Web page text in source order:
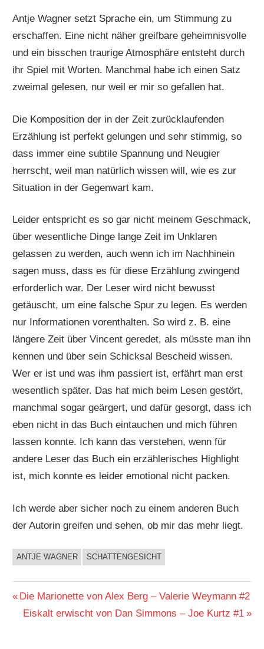
Antje Wagner setzt Sprache ein, um Stimmung zu
erschaffen. Eine nicht näher greifbare geheimnisvolle
und ein bisschen traurige Atmosphäre entsteht durch
ihr Spiel mit Worten. Manchmal habe ich einen Satz
zweimal gelesen, nur weil er mir so gefallen hat.
Die Komposition der in der Zeit zurücklaufenden
Erzählung ist perfekt gelungen und sehr stimmig, so
dass immer eine subtile Spannung und Neugier
herrscht, weil man natürlich wissen will, wie es zur
Situation in der Gegenwart kam.
Leider entspricht es so gar nicht meinem Geschmack,
über wesentliche Dinge lange Zeit im Unklaren
gelassen zu werden, auch wenn ich im Nachhinein
sagen muss, dass es für diese Erzählung zwingend
erforderlich war. Der Leser wird nicht bewusst
getäuscht, um eine falsche Spur zu legen. Es werden
nur Informationen vorenthalten. So wird z. B. eine
längere Zeit über Vincent geredet, als müsste man ihn
kennen und über sein Schicksal Bescheid wissen.
Wer er ist und was ihm passiert ist, erfährt man erst
wesentlich später. Das hat mich beim Lesen gestört,
manchmal sogar geärgert, und dafür gesorgt, dass ich
eben nicht in das Buch eintauchen und mich führen
lassen konnte. Ich kann das verstehen, wenn für
andere Leser das Buch ein erzählerisches Highlight
ist, mich konnte es leider emotional nicht packen.
Ich werde aber sicher noch zu einem anderen Buch
der Autorin greifen und sehen, ob mir das mehr liegt.
BUCHIGES
ANTJE WAGNER SCHATTENGESICHT
Beitragsnavigation
Vorheriger
Beitrag:
Die Marionette von Alex Berg – Valerie Weymann #2
Nächster
Eiskalt erwischt von Dan Simmons – Joe Kurtz #1